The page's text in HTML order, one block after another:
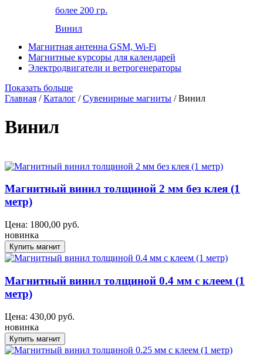
более 200 гр.
Винил
Магнитная антенна GSM, Wi-Fi
Магнитные курсоры для календарей
Электродвигатели и ветрогенераторы
Показать больше
Главная /Каталог /Сувенирные магниты / Винил
Винил
Магнитный винил толщиной 2 мм без клея (1
метр)
Цена: 1800,00 руб.
новинка
Магнитный винил толщиной 0.4 мм с клеем (1
метр)
Цена: 430,00 руб.
новинка